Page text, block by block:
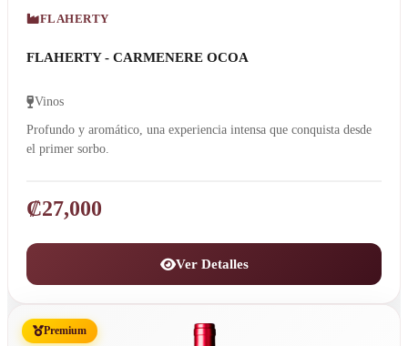
FLAHERTY
FLAHERTY - CARMENERE OCOA
Vinos
Profundo y aromático, una experiencia intensa que conquista desde
el primer sorbo.
₡27,000
Ver Detalles
Premium